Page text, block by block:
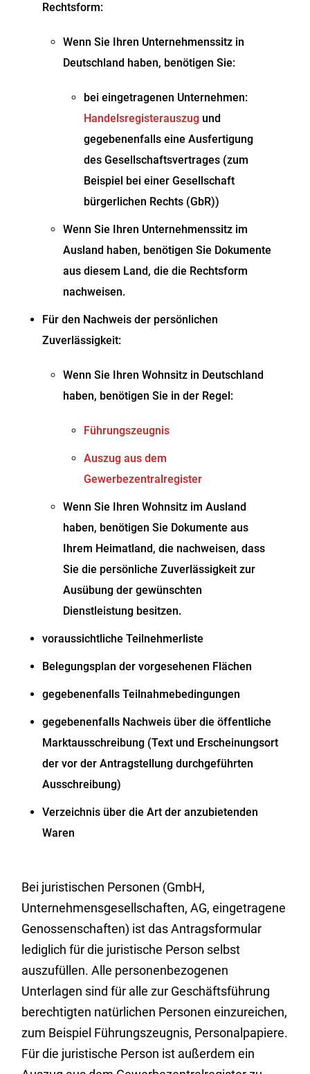
Rechtsform:
Wenn Sie Ihren Unternehmenssitz in
Deutschland haben, benötigen Sie:
bei eingetragenen Unternehmen:
Handelsregisterauszug und
gegebenenfalls eine Ausfertigung
des Gesellschaftsvertrages (zum
Beispiel bei einer Gesellschaft
bürgerlichen Rechts (GbR))
Wenn Sie Ihren Unternehmenssitz im
Ausland haben, benötigen Sie Dokumente
aus diesem Land, die die Rechtsform
nachweisen.
Für den Nachweis der persönlichen
Zuverlässigkeit:
Wenn Sie Ihren Wohnsitz in Deutschland
haben, benötigen Sie in der Regel:
Führungszeugnis
Auszug aus dem
Gewerbezentralregister
Wenn Sie Ihren Wohnsitz im Ausland
haben, benötigen Sie Dokumente aus
Ihrem Heimatland, die nachweisen, dass
Sie die persönliche Zuverlässigkeit zur
Ausübung der gewünschten
Dienstleistung besitzen.
voraussichtliche Teilnehmerliste
Belegungsplan der vorgesehenen Flächen
gegebenenfalls Teilnahmebedingungen
gegebenenfalls Nachweis über die öffentliche
Marktausschreibung (Text und Erscheinungsort
der vor der Antragstellung durchgeführten
Ausschreibung)
Verzeichnis über die Art der anzubietenden
Waren
Bei juristischen Personen (GmbH,
Unternehmensgesellschaften, AG, eingetragene
Genossenschaften) ist das Antragsformular
lediglich für die juristische Person selbst
auszufüllen. Alle personenbezogenen
Unterlagen sind für alle zur Geschäftsführung
berechtigten natürlichen Personen einzureichen,
zum Beispiel Führungszeugnis, Personalpapiere.
Für die juristische Person ist außerdem ein